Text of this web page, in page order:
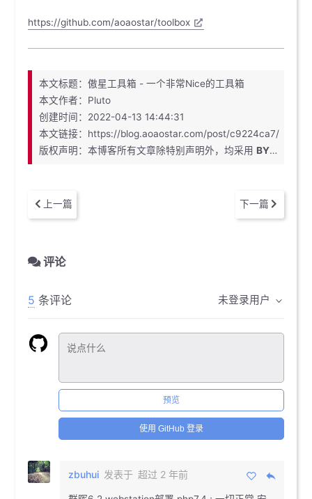
https://github.com/aoaostar/toolbox
本文标题：傲星工具箱 - 一个非常Nice的工具箱
本文作者：Pluto
创建时间：2022-04-13 14:44:31
本文链接：https://blog.aoaostar.com/post/c9224ca7/
版权声明：本博客所有文章除特别声明外，均采用 BY-NC-SA
上一篇 下一篇
评论
5 条评论 未登录用户
预览
使用 GitHub 登录
zbuhui 发表于 超过 2 年前